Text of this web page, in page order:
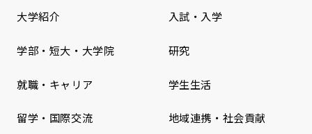
大学紹介 入試・入学
学部・短大・大学院 研究
就職・キャリア 学生生活
留学・国際交流 地域連携・社会貢献